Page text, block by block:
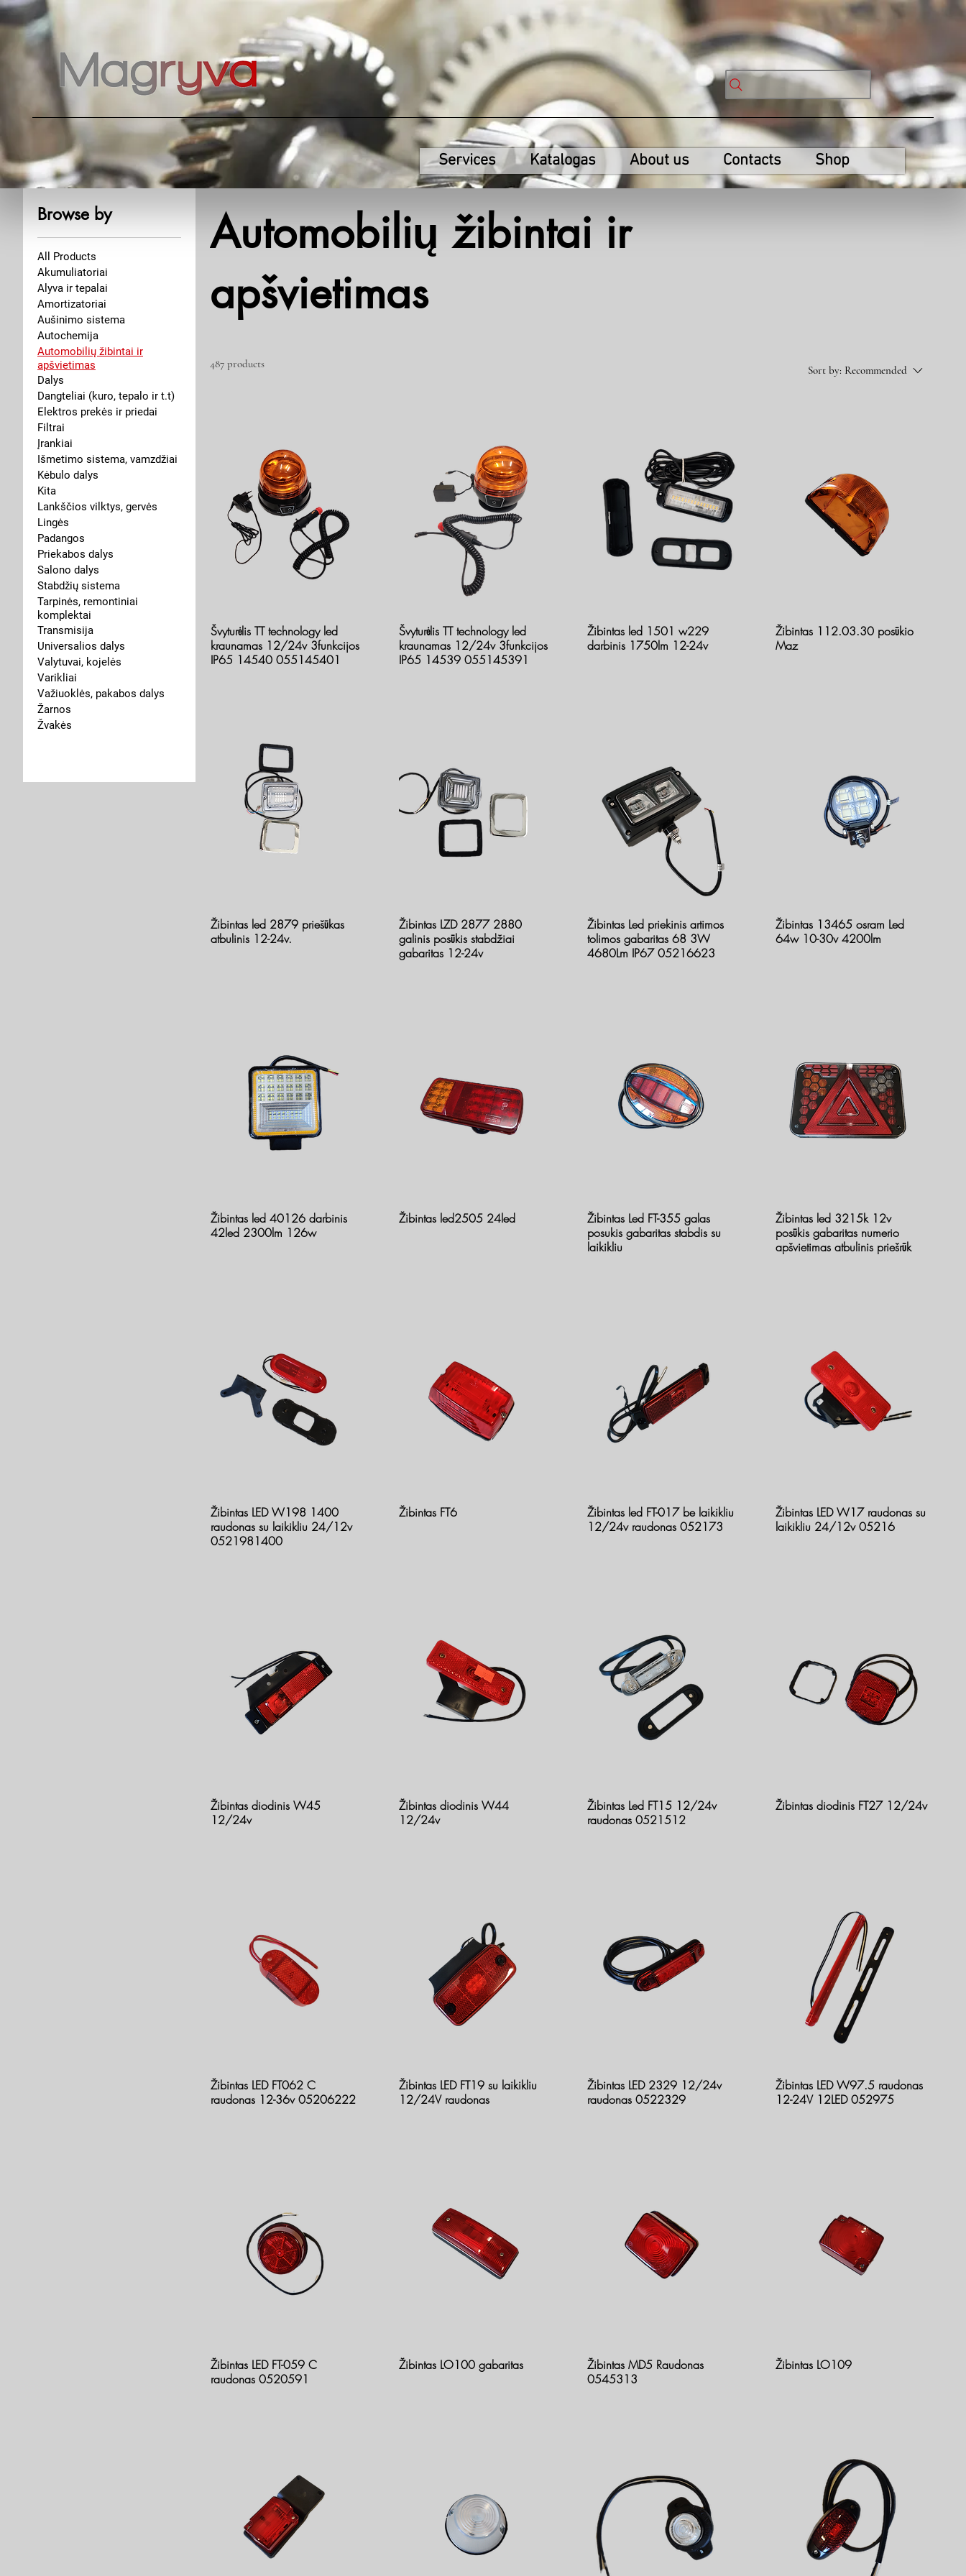
Services Katalogas About us Contacts Shop
Browse by
All Products
Akumuliatoriai
Alyva ir tepalai
Amortizatoriai
Aušinimo sistema
Autochemija
Automobilių žibintai ir
apšvietimas
Dalys
Dangteliai (kuro, tepalo ir t.t)
Elektros prekės ir priedai
Filtrai
Įrankiai
Išmetimo sistema, vamzdžiai
Kėbulo dalys
Kita
Lankščios vilktys, gervės
Lingės
Padangos
Priekabos dalys
Salono dalys
Stabdžių sistema
Tarpinės, remontiniai
komplektai
Transmisija
Universalios dalys
Valytuvai, kojelės
Varikliai
Važiuoklės, pakabos dalys
Žarnos
Žvakės
Automobilių žibintai ir
apšvietimas
487 products Sort by: Recommended
Švyturėlis TT technology led
kraunamas 12/24v 3funkcijos
IP65 14540 055145401
Švyturėlis TT technology led
kraunamas 12/24v 3funkcijos
IP65 14539 055145391
Žibintas led 1501 w229
darbinis 1750lm 12-24v
Žibintas 112.03.30 posūkio
Maz
Žibintas led 2879 priešūkas
atbulinis 12-24v.
Žibintas LZD 2877 2880
galinis posūkis stabdžiai
gabaritas 12-24v
Žibintas Led priekinis artimos
tolimos gabaritas 68 3W
4680Lm IP67 05216623
Žibintas 13465 osram Led
64w 10-30v 4200lm
Žibintas led 40126 darbinis
42led 2300lm 126w
Žibintas led2505 24led
Žibintas Led FT-355 galas
posukis gabaritas stabdis su
laikikliu
Žibintas led 3215k 12v
posūkis gabaritas numerio
apšvietimas atbulinis priešrūk
Žibintas LED W198 1400
raudonas su laikikliu 24/12v
0521981400
Žibintas FT6
Žibintas led FT-017 be laikikliu
12/24v raudonas 052173
Žibintas LED W17 raudonas su
laikikliu 24/12v 05216
Žibintas diodinis W45
12/24v
Žibintas diodinis W44
12/24v
Žibintas Led FT15 12/24v
raudonas 0521512
Žibintas diodinis FT27 12/24v
Žibintas LED FT062 C
raudonas 12-36v 05206222
Žibintas LED FT19 su laikikliu
12/24V raudonas
Žibintas LED 2329 12/24v
raudonas 0522329
Žibintas LED W97.5 raudonas
12-24V 12LED 052975
Žibintas LED FT-059 C
raudonas 0520591
Žibintas LO100 gabaritas
Žibintas MD5 Raudonas
0545313
Žibintas LO109